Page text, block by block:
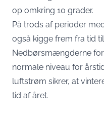
op omkring 10 grader.
På trods af perioder
også kigge frem fra tid
Nedbørsmængderne
normale niveau for
luftstrøm sikrer, at
tid af året.